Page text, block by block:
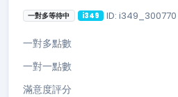
一對多等待中 i349 ID: i349_300770
一對多點數
一對一點數
滿意度評分